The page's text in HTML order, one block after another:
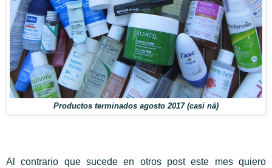
Productos terminados agosto 2017 (casi ná)
Al contrario que sucede en otros post este mes quiero